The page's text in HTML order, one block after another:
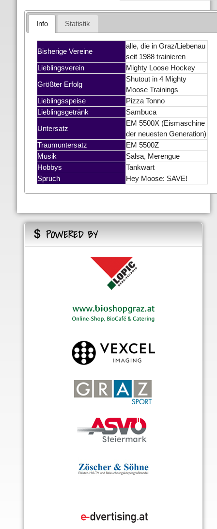
Info Statistik
Bisherige Vereine
alle, die in Graz/Liebenau
seit 1988 trainieren
Lieblingsverein
Mighty Loose Hockey
Größter Erfolg
Shutout in 4 Mighty
Moose Trainings
Lieblingsspeise
Pizza Tonno
Lieblingsgetränk
Sambuca
Untersatz
EM 5500X (Eismaschine
der neuesten Generation)
Traumuntersatz
EM 5500Z
Musik
Salsa, Merengue
Hobbys
Tankwart
Spruch
Hey Moose: SAVE!
POWERED BY